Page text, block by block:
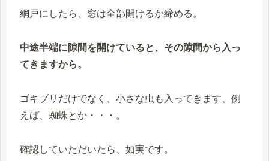
網戸にしたら、窓は全部開けるか締める。
中途半端に隙間を開けていると、その隙間から入っ
てきますから。
ゴキブリだけでなく、小さな虫も入ってきます、例
えば、蜘蛛とか・・・。
確認していただいたら、如実です。